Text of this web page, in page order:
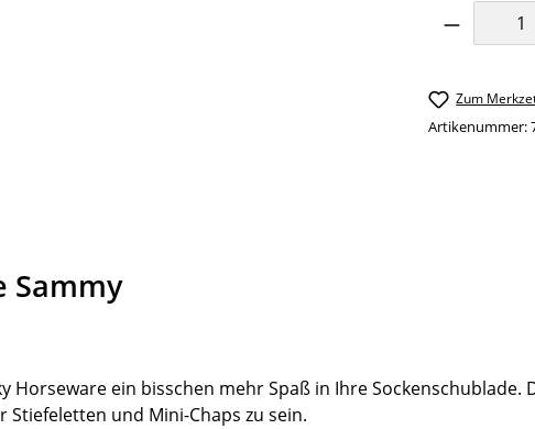
Zum
Artikenummer:
Sammy
Horseware ein bisschen mehr Spaß in Ihre
und Mini-Chaps zu sein.